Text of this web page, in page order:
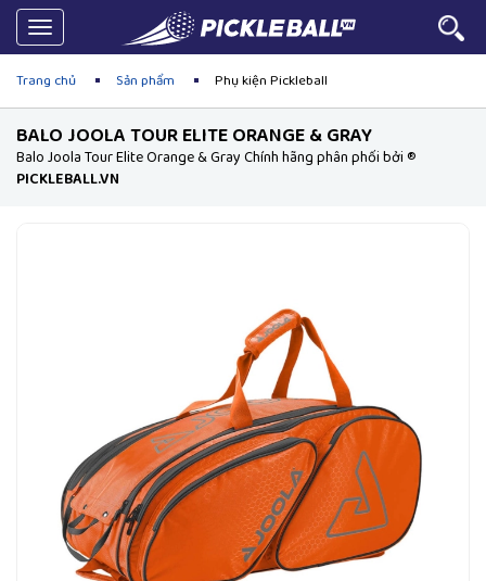
Toggle
navigation
Trang chủ Sản phẩm Phụ kiện Pickleball
BALO JOOLA TOUR ELITE ORANGE & GRAY
Balo Joola Tour Elite Orange & Gray Chính hãng phân phối bởi ®
PICKLEBALL.VN